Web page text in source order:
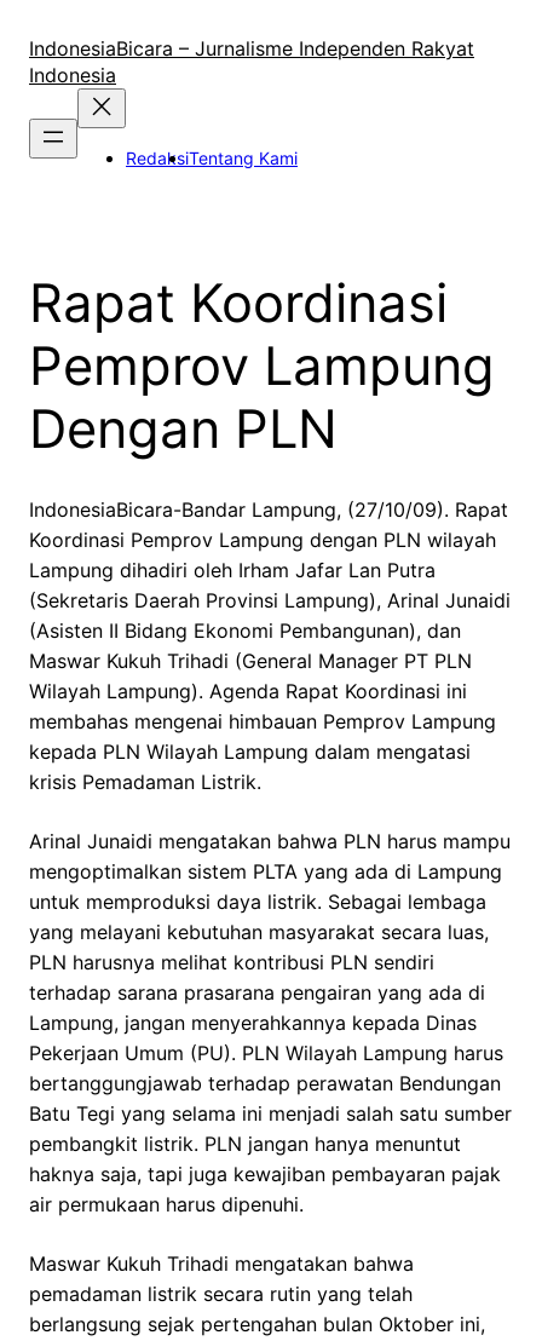
konten
IndonesiaBicara – Jurnalisme Independen Rakyat
Indonesia
RedaksiTentang Kami
Rapat Koordinasi
Pemprov Lampung
Dengan PLN
IndonesiaBicara-Bandar Lampung, (27/10/09). Rapat
Koordinasi Pemprov Lampung dengan PLN wilayah
Lampung dihadiri oleh Irham Jafar Lan Putra
(Sekretaris Daerah Provinsi Lampung), Arinal Junaidi
(Asisten II Bidang Ekonomi Pembangunan), dan
Maswar Kukuh Trihadi (General Manager PT PLN
Wilayah Lampung). Agenda Rapat Koordinasi ini
membahas mengenai himbauan Pemprov Lampung
kepada PLN Wilayah Lampung dalam mengatasi
krisis Pemadaman Listrik.
Arinal Junaidi mengatakan bahwa PLN harus mampu
mengoptimalkan sistem PLTA yang ada di Lampung
untuk memproduksi daya listrik. Sebagai lembaga
yang melayani kebutuhan masyarakat secara luas,
PLN harusnya melihat kontribusi PLN sendiri
terhadap sarana prasarana pengairan yang ada di
Lampung, jangan menyerahkannya kepada Dinas
Pekerjaan Umum (PU). PLN Wilayah Lampung harus
bertanggungjawab terhadap perawatan Bendungan
Batu Tegi yang selama ini menjadi salah satu sumber
pembangkit listrik. PLN jangan hanya menuntut
haknya saja, tapi juga kewajiban pembayaran pajak
air permukaan harus dipenuhi.
Maswar Kukuh Trihadi mengatakan bahwa
pemadaman listrik secara rutin yang telah
berlangsung sejak pertengahan bulan Oktober ini,